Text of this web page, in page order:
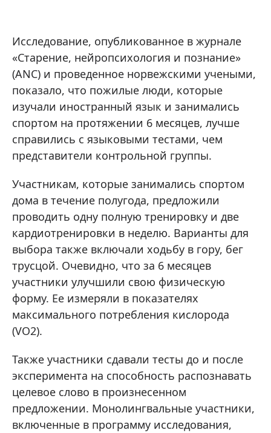
Исследование, опубликованное в журнале
«Старение, нейропсихология и познание»
(ANC) и проведенное норвежскими учеными,
показало, что пожилые люди, которые
изучали иностранный язык и занимались
спортом на протяжении 6 месяцев, лучше
справились с языковыми тестами, чем
представители контрольной группы.
Участникам, которые занимались спортом
дома в течение полугода, предложили
проводить одну полную тренировку и две
кардиотренировки в неделю. Варианты для
выбора также включали ходьбу в гору, бег
трусцой. Очевидно, что за 6 месяцев
участники улучшили свою физическую
форму. Ее измеряли в показателях
максимального потребления кислорода
(VO2).
Также участники сдавали тесты до и после
эксперимента на способность распознавать
целевое слово в произнесенном
предложении. Монолингвальные участники,
включенные в программу исследования,